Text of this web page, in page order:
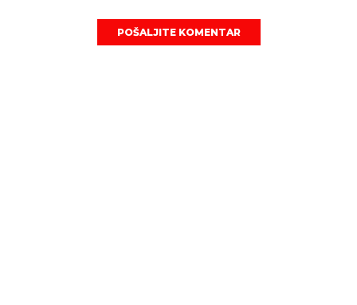
POŠALJITE KOMENTAR